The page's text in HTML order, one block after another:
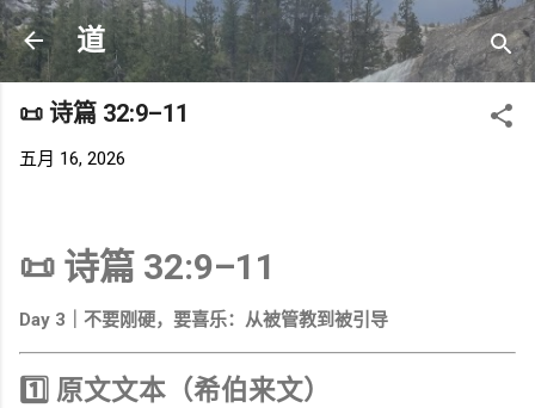
跳至主要内容
道
📜 诗篇 32:9–11
五月 16, 2026
📜 诗篇 32:9–11
Day 3｜不要刚硬，要喜乐：从被管教到被引导
1️⃣ 原文文本（希伯来文）